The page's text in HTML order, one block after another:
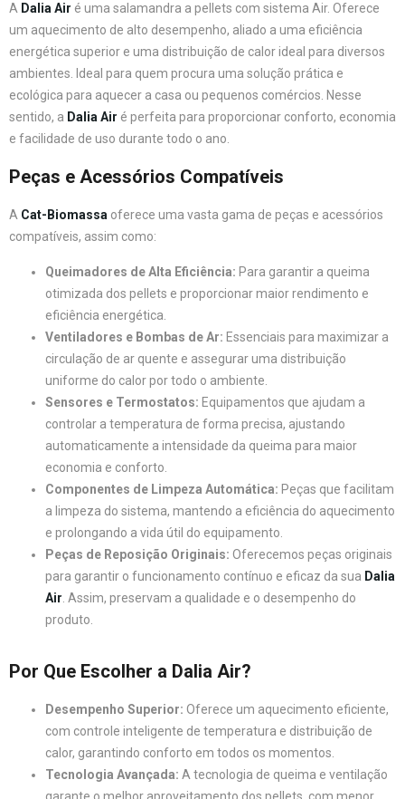
A Dalia Air é uma salamandra a pellets com sistema Air. Oferece
um aquecimento de alto desempenho, aliado a uma eficiência
energética superior e uma distribuição de calor ideal para diversos
ambientes. Ideal para quem procura uma solução prática e
ecológica para aquecer a casa ou pequenos comércios. Nesse
sentido, a Dalia Air é perfeita para proporcionar conforto, economia
e facilidade de uso durante todo o ano.
Peças e Acessórios Compatíveis
A Cat-Biomassa oferece uma vasta gama de peças e acessórios
compatíveis, assim como:
Queimadores de Alta Eficiência: Para garantir a queima
otimizada dos pellets e proporcionar maior rendimento e
eficiência energética.
Ventiladores e Bombas de Ar: Essenciais para maximizar a
circulação de ar quente e assegurar uma distribuição
uniforme do calor por todo o ambiente.
Sensores e Termostatos: Equipamentos que ajudam a
controlar a temperatura de forma precisa, ajustando
automaticamente a intensidade da queima para maior
economia e conforto.
Componentes de Limpeza Automática: Peças que facilitam
a limpeza do sistema, mantendo a eficiência do aquecimento
e prolongando a vida útil do equipamento.
Peças de Reposição Originais: Oferecemos peças originais
para garantir o funcionamento contínuo e eficaz da sua Dalia
Air. Assim, preservam a qualidade e o desempenho do
produto.
Por Que Escolher a Dalia Air?
Desempenho Superior: Oferece um aquecimento eficiente,
com controle inteligente de temperatura e distribuição de
calor, garantindo conforto em todos os momentos.
Tecnologia Avançada: A tecnologia de queima e ventilação